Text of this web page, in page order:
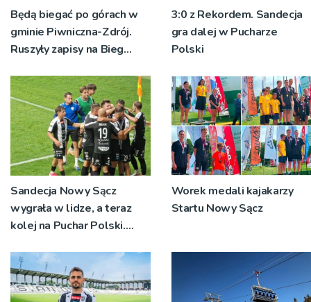
Będą biegać po górach w
gminie Piwniczna-Zdrój.
Ruszyły zapisy na Bieg
3:0 z Rekordem. Sandecja
gra dalej w Pucharze
Polski
Sandecja Nowy Sącz
wygrała w lidze, a teraz
kolej na Puchar Polski.
Worek medali kajakarzy
Startu Nowy Sącz